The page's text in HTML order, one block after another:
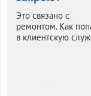
Это связано с
ремонтом. Как
в клиентскую